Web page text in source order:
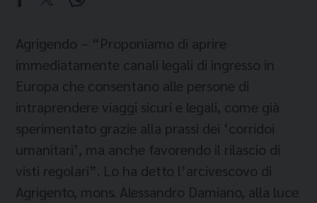
Agrigendo – “Proponiamo di aprire
immediatamente canali legali di ingresso in
Europa che consentano alle persone di
intraprendere viaggi sicuri e legali, come già
sperimentato grazie alla prassi dei ‘corridoi
umanitari’, ma anche favorendo il rilascio di
visti regolari”. Lo ha detto l’arcivescovo di
Agrigento, mons. Alessandro Damiano, alla luce